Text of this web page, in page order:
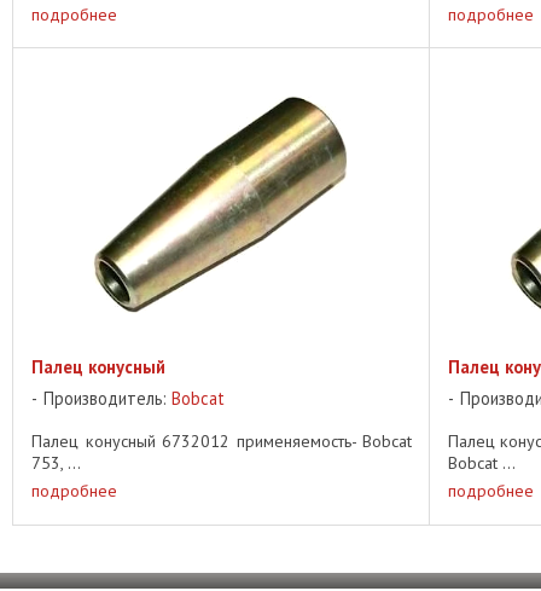
подробнее
подробнее
Палец конусный
Производитель: Bobcat
Палец конусный 6732012 применяемость- Bobcat
753, ...
подробнее
Палец
Палец
Bobcat ...
подробнее